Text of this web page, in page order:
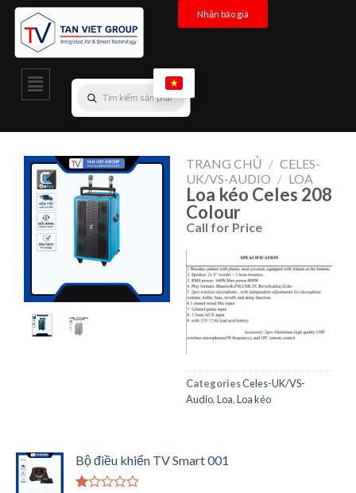
Nhận báo giá
TRANG CHỦ / CELES-
UK/VS-AUDIO / LOA
Loa kéo Celes 208
Colour
Call for Price
CategoriesCeles-UK/VS-
Audio,Loa,Loa kéo
Bộ điều khiển TV Smart 001